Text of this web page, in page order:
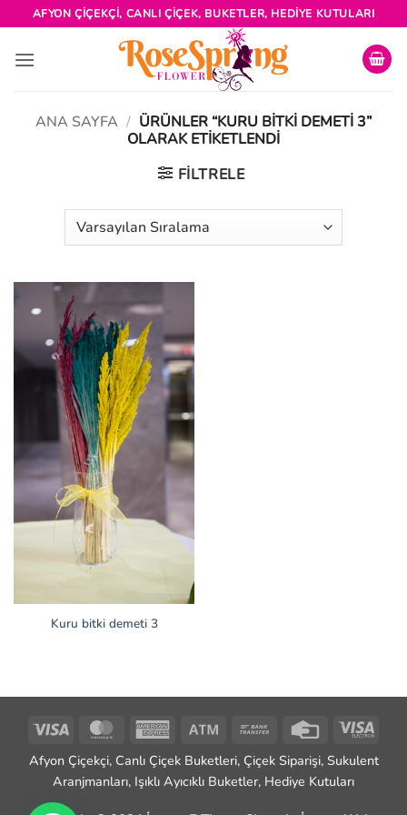
İçeriğe
atla
AFYON ÇIÇEKÇI, CANLI ÇIÇEK, BUKETLER, HEDIYE KUTULARI
ANA SAYFA / ÜRÜNLER “KURU BITKI DEMETI 3”
OLARAK ETIKETLENDI
FILTRELE
Kuru bitki demeti 3
Visa MasterCardAmerican
Atm
Bank
Credit
Visa
Afyon Çiçekçi, Canlı Çiçek Buketleri, Çiçek Siparişi, Sukulent
Aranjmanları, Işıklı Ayıcıklı Buketler, Hediye Kutuları